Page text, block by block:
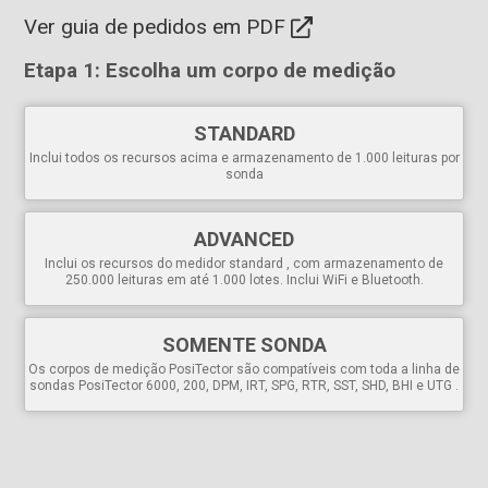
rastreabilidade ao NIST ou PTB incluído
A compensação de temperatura integrada garante a precisão da
medição
Está em conformidade com as normas nacionais e
internacionais, incluindo a ASTM E797
Versátil
O corpo do PosiTector aceita todos os PosiTector
200,RTR,SPGDPM,IRT,SST,UTG,SHD,BHIeGLS,
revestimento para um medidor de perfil de superfície,
medidor de ponto de orvalho, testador de sal solúvel,
medidor ultrassônico de espessura de parede, testador
Tela de rotação automáticacom Flip Lock
Ajuste de um ou dois pontos
Comutável em polegadas/mm
Ver guia de pedidos em PDF
Etapa 1: Escolha um corpo de medição
STANDARD
Inclui todos os recursos acima e armazenamento de 1.000 leituras por
sonda
ADVANCED
Inclui os recursos do medidor standard , com armazenamento de
250.000 leituras em até 1.000 lotes. Inclui WiFi e Bluetooth.
SOMENTE SONDA
Os corpos de medição PosiTector são compatíveis com toda a linha de
sondas PosiTector 6000, 200, DPM, IRT, SPG, RTR, SST, SHD, BHI e UTG .